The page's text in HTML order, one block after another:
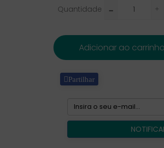
Quantidade
Adicionar ao carrinho
Partilhar